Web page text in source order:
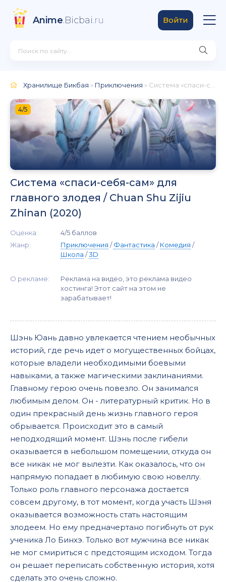
Anime.Bicbai.ru Войти
Хранилище Бикбая » Приключения » Система «спаси-себя-сам» для главного злодея / Chuan Shu Zijiu Zhinan (2020)
4/5
Система «спаси-себя-сам» для
главного злодея / Chuan Shu Zijiu
Zhinan (2020)
Оценка:
4/5 баллов
Жанр:
Приключения /Фантастика /Комедия /
Школа /3D
О рекламе:
Реклама на видео, это реклама видео
хостинга! Этот сайт на этом не
зарабатывает!
Шэнь Юань давно увлекается чтением необычных
историй, где речь идет о могущественных бойцах,
которые владели необходимыми боевыми
навыками, а также магическими заклинаниями.
Главному герою очень повезло. Он занимался
любимым делом. Он - литературный критик. Но в
один прекрасный день жизнь главного героя
обрывается. Происходит это в самый
неподходящий момент. Шэнь после гибели
оказывается в небольшом помещении, откуда он
все никак не мог вылезти. Как оказалось, что он
напрямую попадает в любимую свою новеллу.
Только роль главного персонажа достается
совсем другому, в тот момент, когда участь Шэня
оказывается возможность стать настоящим
злодеем. Но ему предначертано погибнуть от рук
ученика Ло Бинхэ. Только вот мужчина все никак
не мог смириться с предстоящим исходом. Тогда
он решает переписать собственную история, хотя
сделать это очень сложно.